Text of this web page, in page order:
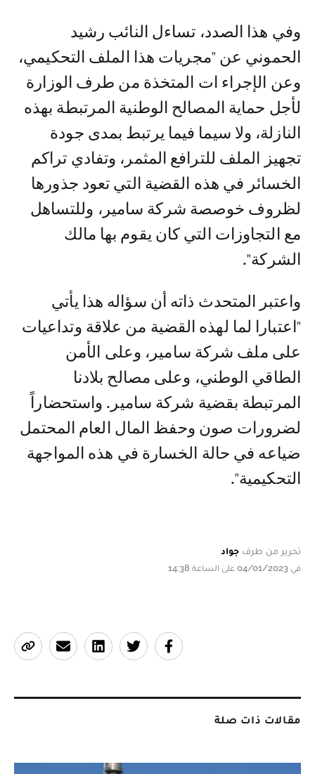
وفي هذا الصدد، تساءل النائب رشيد
الحموني عن "مجريات هذا الملف التحكيمي،
وعن الإجراء ات المتخذة من طرف الوزارة
لأجل حماية المصالح الوطنية المرتبطة بهذه
النازلة، ولا سيما فيما يرتبط بمدى جودة
تجهيز الملف للترافع المثمر، وتفادي تراكم
الخسائر في هذه القضية التي تعود جذورها
لظروف خوصصة شركة سامير، وللتساهل
مع التجاوزات التي كان يقوم بها مالك
الشركة".
واعتبر المتحدث ذاته أن سؤاله هذا يأتي
"اعتبارا لما لهذه القضية من علاقة وتداعيات
على ملف شركة سامير، وعلى الأمن
الطاقي الوطني، وعلى مصالح بلادنا
المرتبطة بقضية شركة سامير. واستحضاراً
لضرورات صون وحفظ المال العام المحتمل
ضياعه في حالة الخسارة في هذه المواجهة
التحكيمية".
تحرير من طرف جواد
في 04/01/2023 على الساعة 14:38
مقالات ذات صلة